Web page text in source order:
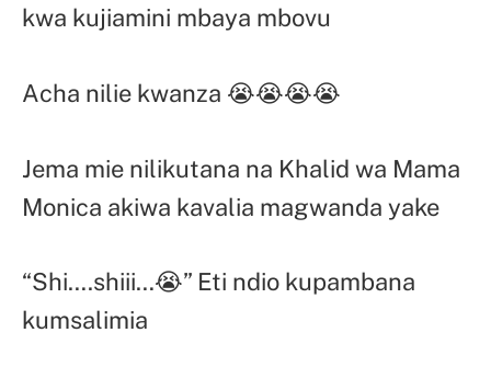
kwa kujiamini mbaya mbovu
Acha nilie kwanza 😭😭😭😭
Jema mie nilikutana na Khalid wa Mama
Monica akiwa kavalia magwanda yake
“Shi….shiii…😭” Eti ndio kupambana
kumsalimia